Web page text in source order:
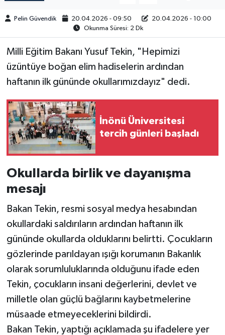
Pelin Güvendik 20.04.2026 - 09:50
20.04.2026 - 10:00
Okunma Süresi: 2 Dk
Milli Eğitim Bakanı Yusuf Tekin, "Hepimizi
üzüntüye boğan elim hadiselerin ardından
haftanın ilk gününde okullarımızdayız" dedi.
İnönü Üniversitesi
tercih günleri başladı
Okullarda birlik ve dayanışma
mesajı
Bakan Tekin, resmi sosyal medya hesabından
okullardaki saldırıların ardından haftanın ilk
gününde okullarda olduklarını belirtti. Çocukların
gözlerinde parıldayan ışığı korumanın Bakanlık
olarak sorumluluklarında olduğunu ifade eden
Tekin, çocukların insani değerlerini, devlet ve
milletle olan güçlü bağlarını kaybetmelerine
müsaade etmeyeceklerini bildirdi.
Bakan Tekin, yaptığı açıklamada şu ifadelere yer